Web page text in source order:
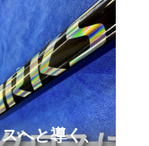
へと導く、